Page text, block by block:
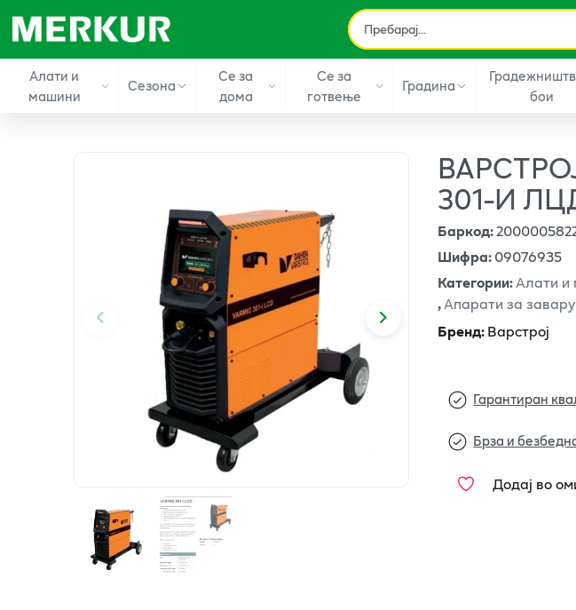
Алати и
машини
Сезона
Се за
дома
Се за
готвење
Градина
бои
301-И
Баркод:
Шифра:09076935
Категории:Алати
,Апарати за
Бренд:Варстрој
Гарантиран
Брза и
Додај во